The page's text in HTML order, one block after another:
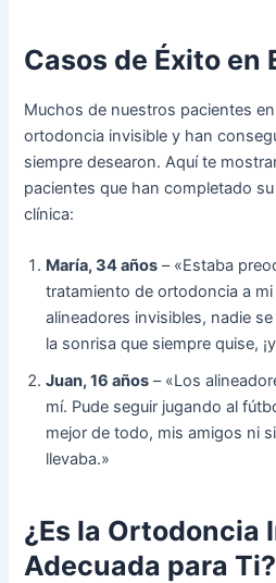
Casos de Éxito en
Muchos de nuestros pacientes
ortodoncia invisible y han
siempre desearon. Aquí te
pacientes que han completado
clínica:
María, 34 años – «Estaba
tratamiento de ortodoncia a
alineadores invisibles, nadie
la sonrisa que siempre quise,
Juan, 16 años – «Los
mí. Pude seguir jugando al
mejor de todo, mis amigos ni
llevaba.»
¿Es la Ortodoncia
Adecuada para Ti?